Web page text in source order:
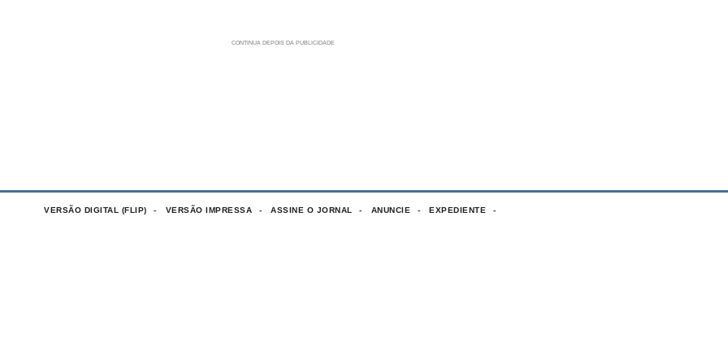
VERSÃO DIGITAL (FLIP) VERSÃO IMPRESSA ASSINE O JORNAL ANUNCIE EXPEDIENTE